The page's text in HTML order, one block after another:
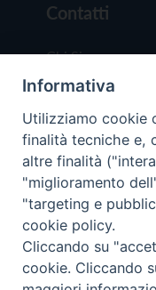
Contatti
Chi Siamo
Redazione
Scrivici
Copyright ©
Trentina
Informativa
Utilizziamo cookie
finalità tecniche e,
altre finalità
"miglioramento
"targeting e
cookie policy.
Cliccando su
cookie. Cliccando